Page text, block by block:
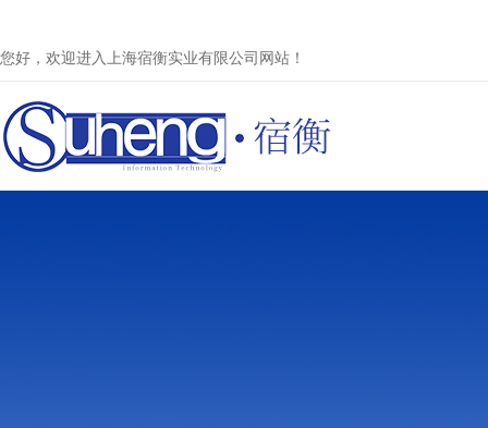
您好，欢迎进入上海宿衡实业有限公司网站！